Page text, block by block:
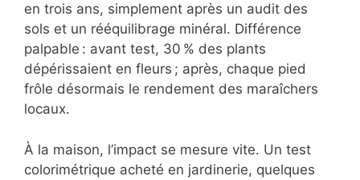
en trois ans, simplement après un audit des
sols et un rééquilibrage minéral. Différence
palpable : avant test, 30 % des plants
dépérissaient en fleurs ; après, chaque pied
frôle désormais le rendement des maraîchers
locaux.
À la maison, l’impact se mesure vite. Un test
colorimétrique acheté en jardinerie, quelques